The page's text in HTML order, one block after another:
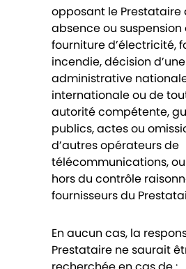
opposant le Prestataire
absence ou suspension
fourniture d’électricité,
incendie, décision
administrative
internationale ou de
autorité compétente,
publics, actes ou
d’autres opérateurs de
télécommunications,
hors du contrôle
fournisseurs du
En aucun cas, la
Prestataire ne saurait